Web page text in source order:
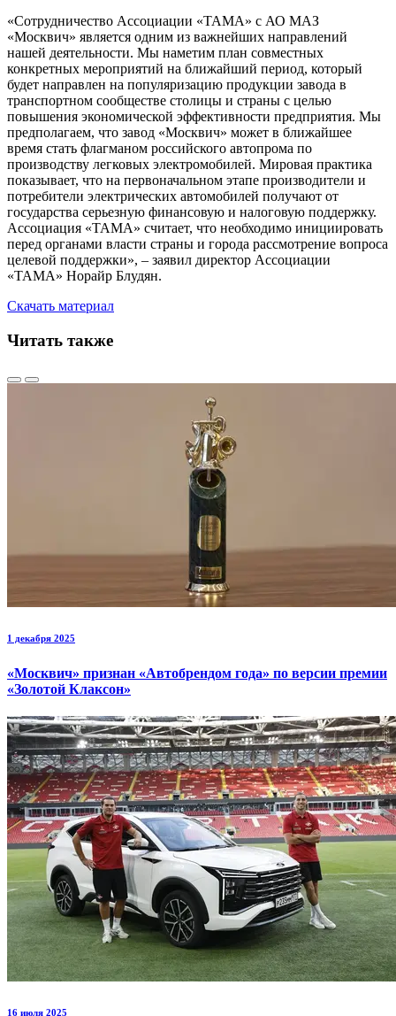
«Сотрудничество Ассоциации «ТАМА» с АО МАЗ
«Москвич» является одним из важнейших направлений
нашей деятельности. Мы наметим план совместных
конкретных мероприятий на ближайший период, который
будет направлен на популяризацию продукции завода в
транспортном сообществе столицы и страны с целью
повышения экономической эффективности предприятия. Мы
предполагаем, что завод «Москвич» может в ближайшее
время стать флагманом российского автопрома по
производству легковых электромобилей. Мировая практика
показывает, что на первоначальном этапе производители и
потребители электрических автомобилей получают от
государства серьезную финансовую и налоговую поддержку.
Ассоциация «ТАМА» считает, что необходимо инициировать
перед органами власти страны и города рассмотрение вопроса
целевой поддержки», – заявил директор Ассоциации
«ТАМА» Норайр Блудян.
Скачать материал
Читать также
1 декабря 2025
«Москвич» признан «Автобрендом года» по версии премии
«Золотой Клаксон»
16 июля 2025